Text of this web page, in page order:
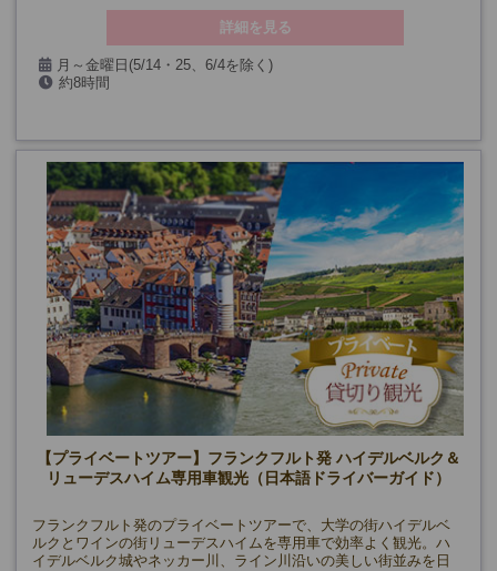
詳細を見る
月～金曜日(5/14・25、6/4を除く)
約8時間
【プライベートツアー】フランクフルト発 ハイデルベルク＆
リューデスハイム専用車観光（日本語ドライバーガイド）
フランクフルト発のプライベートツアーで、大学の街ハイデルベ
ルクとワインの街リューデスハイムを専用車で効率よく観光。ハ
イデルベルク城やネッカー川、ライン川沿いの美しい街並みを日